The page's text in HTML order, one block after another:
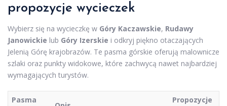
propozycje wycieczek
Wybierz się na wycieczkę w Góry Kaczawskie, Rudawy
Janowickie lub Góry Izerskie i odkryj piękno otaczających
Jelenią Górę krajobrazów. Te pasma górskie oferują malownicze
szlaki oraz punkty widokowe, które zachwycą nawet najbardziej
wymagających turystów.
Pasma Propozycje